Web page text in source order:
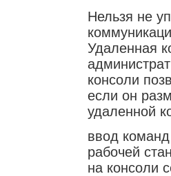
Нельзя не
Удаленная
консоли
если он
удаленной
ввод
рабочей
на консоли